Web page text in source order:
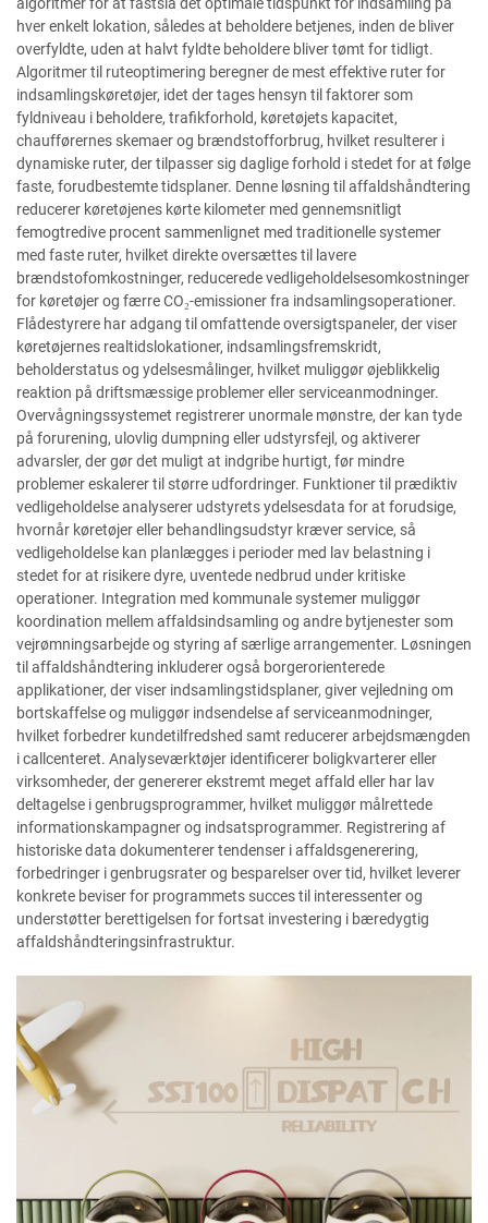
hver enkelt lokation, således at beholdere betjenes, inden de bliver
overfyldte, uden at halvt fyldte beholdere bliver tømt for tidligt.
Algoritmer til ruteoptimering beregner de mest effektive ruter for
indsamlingskøretøjer, idet der tages hensyn til faktorer som
fyldniveau i beholdere, trafikforhold, køretøjets kapacitet,
chaufførernes skemaer og brændstofforbrug, hvilket resulterer i
dynamiske ruter, der tilpasser sig daglige forhold i stedet for at følge
faste, forudbestemte tidsplaner. Denne løsning til affaldshåndtering
reducerer køretøjenes kørte kilometer med gennemsnitligt
femogtredive procent sammenlignet med traditionelle systemer
med faste ruter, hvilket direkte oversættes til lavere
brændstofomkostninger, reducerede vedligeholdelsesomkostninger
for køretøjer og færre CO₂-emissioner fra indsamlingsoperationer.
Flådestyrere har adgang til omfattende oversigtspaneler, der viser
køretøjernes realtidslokationer, indsamlingsfremskridt,
beholderstatus og ydelsesmålinger, hvilket muliggør øjeblikkelig
reaktion på driftsmæssige problemer eller serviceanmodninger.
Overvågningssystemet registrerer unormale mønstre, der kan tyde
på forurening, ulovlig dumpning eller udstyrsfejl, og aktiverer
advarsler, der gør det muligt at indgribe hurtigt, før mindre
problemer eskalerer til større udfordringer. Funktioner til prædiktiv
vedligeholdelse analyserer udstyrets ydelsesdata for at forudsige,
hvornår køretøjer eller behandlingsudstyr kræver service, så
vedligeholdelse kan planlægges i perioder med lav belastning i
stedet for at risikere dyre, uventede nedbrud under kritiske
operationer. Integration med kommunale systemer muliggør
koordination mellem affaldsindsamling og andre bytjenester som
vejrømningsarbejde og styring af særlige arrangementer. Løsningen
til affaldshåndtering inkluderer også borgerorienterede
applikationer, der viser indsamlingstidsplaner, giver vejledning om
bortskaffelse og muliggør indsendelse af serviceanmodninger,
hvilket forbedrer kundetilfredshed samt reducerer arbejdsmængden
i callcenteret. Analyseværktøjer identificerer boligkvarterer eller
virksomheder, der genererer ekstremt meget affald eller har lav
deltagelse i genbrugsprogrammer, hvilket muliggør målrettede
informationskampagner og indsatsprogrammer. Registrering af
historiske data dokumenterer tendenser i affaldsgenerering,
forbedringer i genbrugsrater og besparelser over tid, hvilket leverer
konkrete beviser for programmets succes til interessenter og
understøtter berettigelsen for fortsat investering i bæredygtig
affaldshåndteringsinfrastruktur.